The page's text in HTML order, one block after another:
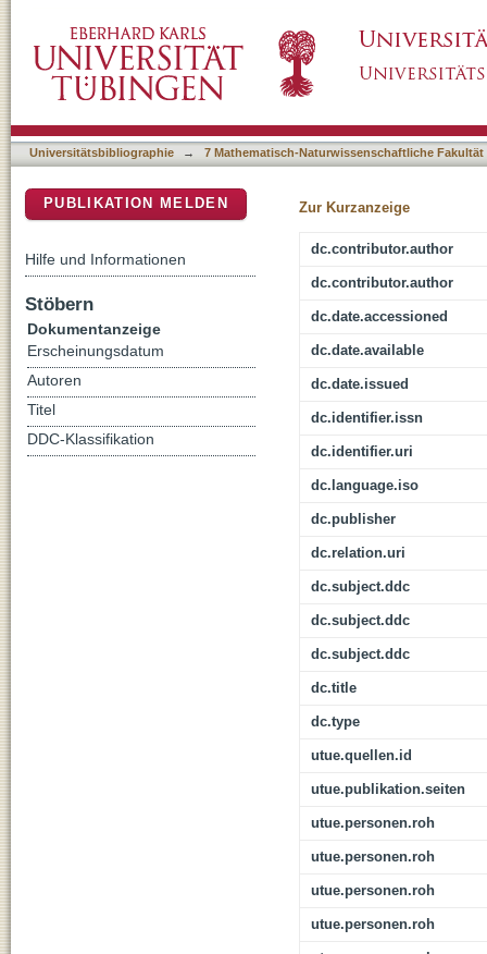
Universitätsbibliographie → 7 Mathematisch-Naturwissenschaftliche Fakultät
Zur Kurzanzeige
dc.contributor.author
dc.contributor.author
dc.date.accessioned
dc.date.available
dc.date.issued
dc.identifier.issn
dc.identifier.uri
dc.language.iso
dc.publisher
dc.relation.uri
dc.subject.ddc
dc.subject.ddc
dc.subject.ddc
dc.title
dc.type
utue.quellen.id
utue.publikation.seiten
utue.personen.roh
utue.personen.roh
utue.personen.roh
utue.personen.roh
PUBLIKATION MELDEN
Hilfe und Informationen
Stöbern
Dokumentanzeige
Erscheinungsdatum
Autoren
Titel
DDC-Klassifikation